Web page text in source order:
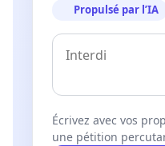
Propulsé par l’IA
Écrivez avec vos
une pétition